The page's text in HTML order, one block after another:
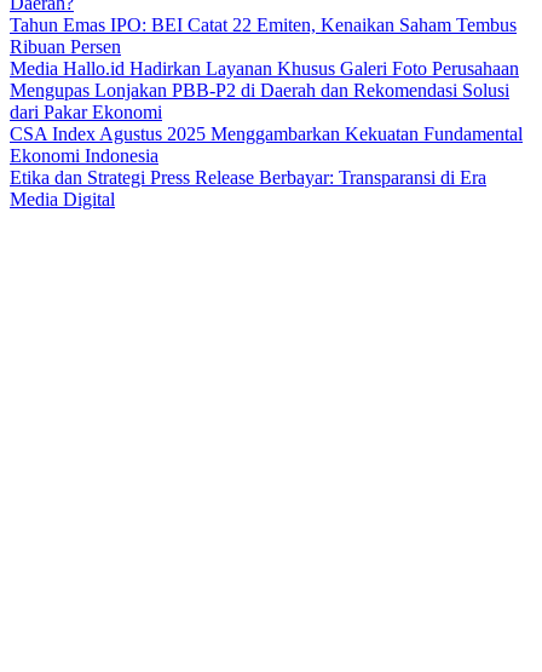
Tahun Emas IPO: BEI Catat 22 Emiten, Kenaikan Saham Tembus
Ribuan Persen
Media Hallo.id Hadirkan Layanan Khusus Galeri Foto Perusahaan
Mengupas Lonjakan PBB-P2 di Daerah dan Rekomendasi Solusi
dari Pakar Ekonomi
CSA Index Agustus 2025 Menggambarkan Kekuatan Fundamental
Ekonomi Indonesia
Etika dan Strategi Press Release Berbayar: Transparansi di Era
Media Digital